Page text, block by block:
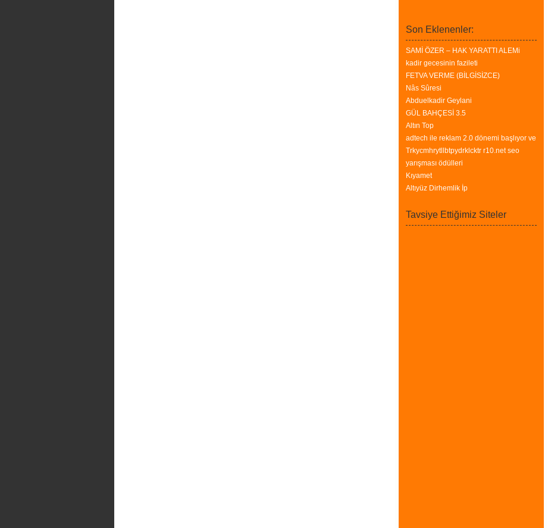
Son Eklenenler:
SAMİ ÖZER – HAK YARATTI ALEMi
kadir gecesinin fazileti
FETVA VERME (BİLGİSİZCE)
Nâs Sûresi
Abduelkadir Geylani
GÜL BAHÇESİ 3.5
Altın Top
adtech ile reklam 2.0 dönemi başlıyor ve
Trkycmhrytllbtpydrklcktr r10.net seo
yarışması ödülleri
Kıyamet
Altıyüz Dirhemlik İp
Tavsiye Ettiğimiz Siteler